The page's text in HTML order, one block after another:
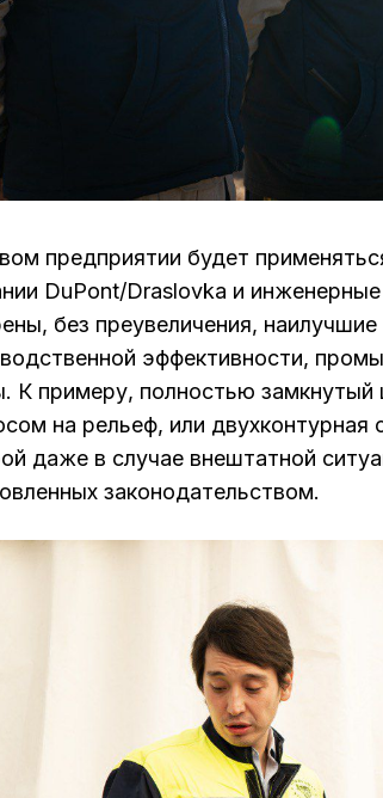
предприятии будет
DuPont/Draslovka и
без преувеличения,
эффективности,
К примеру, полностью замкнутый
на рельеф, или двухконтурная
даже в случае внештатной
законодательством.